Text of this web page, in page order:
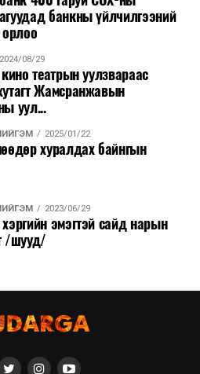
банкны үйлчилгээний
орлоо
2024/08/29
театрын уулзвараас
Жамсранжавын
уул...
2025/01/22
хуралдах байнгын
2023/06/29
эмэгтэй сайд нарын
/шууд/